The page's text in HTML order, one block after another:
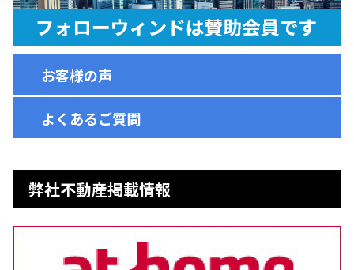
お客様の声
よくあるご質問
弊社不動産掲載情報